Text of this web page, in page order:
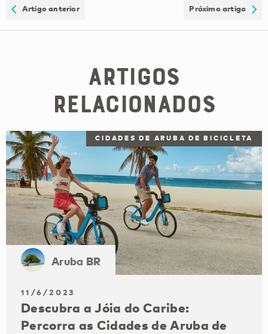
Artigo anterior Próximo artigo
Artigos
Relacionados
CIDADES DE ARUBA DE BICICLETA
Aruba BR
11/6/2023
Descubra a Jóia do Caribe:
Percorra as Cidades de Aruba de